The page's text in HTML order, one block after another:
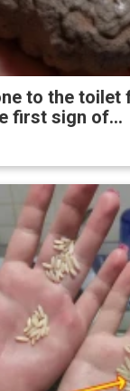
to the
first sign of...